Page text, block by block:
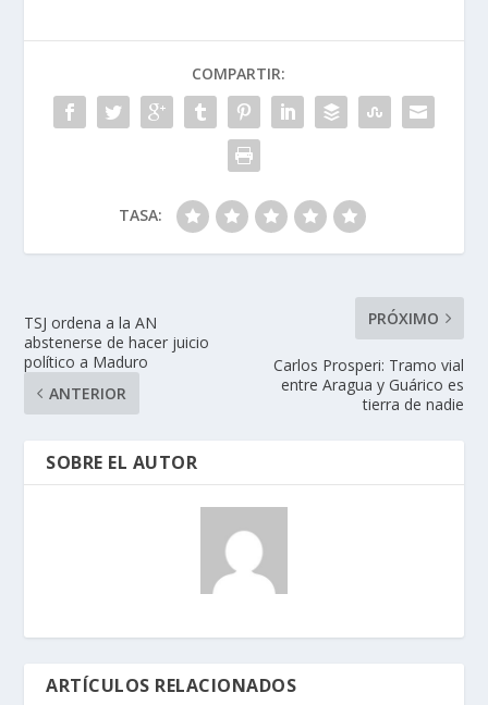
COMPARTIR:
TASA:
TSJ ordena a la AN
abstenerse de hacer juicio
político a Maduro
ANTERIOR
PRÓXIMO
Carlos Prosperi: Tramo vial
entre Aragua y Guárico es
tierra de nadie
SOBRE EL AUTOR
ARTÍCULOS RELACIONADOS